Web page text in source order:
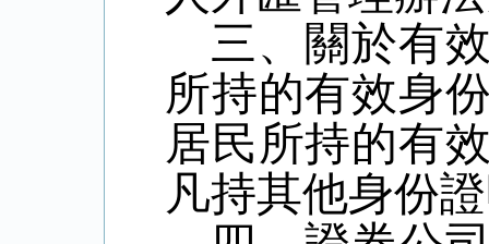
三、關於有
所持的有效身
居民所持的有
凡持其他身份